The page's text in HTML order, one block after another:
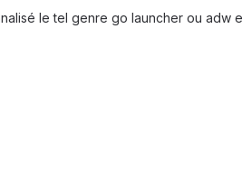
le tel genre go launcher ou adw